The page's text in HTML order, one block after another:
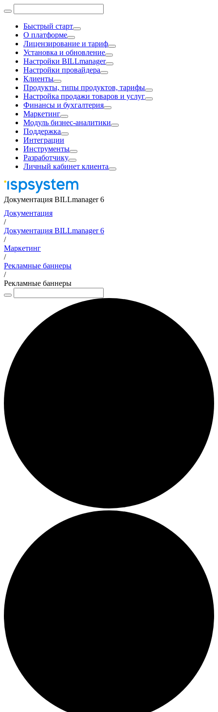
Быстрый старт
О платформе
Лицензирование и тариф
Установка и обновление
Настройки BILLmanager
Настройки провайдера
Клиенты
Продукты, типы продуктов, тарифы
Настройка продажи товаров и услуг
Финансы и бухгалтерия
Маркетинг
Модуль бизнес-аналитики
Поддержка
Интеграции
Инструменты
Разработчику
Личный кабинет клиента
Документация BILLmanager 6
Документация
/
Документация BILLmanager 6
/
Маркетинг
/
Рекламные баннеры
/
Рекламные баннеры